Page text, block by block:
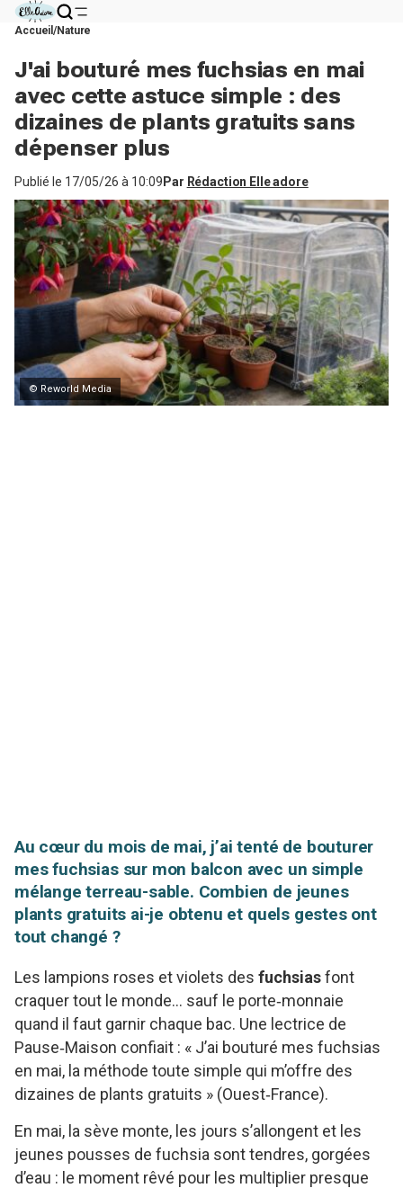
Accueil Nature
J'ai bouturé mes fuchsias en mai
avec cette astuce simple : des
dizaines de plants gratuits sans
dépenser plus
Publié le 17/05/26 à 10:09 Par Rédaction Elle adore
© Reworld Media
Au cœur du mois de mai, j’ai tenté de bouturer
mes fuchsias sur mon balcon avec un simple
mélange terreau-sable. Combien de jeunes
plants gratuits ai-je obtenu et quels gestes ont
tout changé ?
Les lampions roses et violets des fuchsiasfont
craquer tout le monde… sauf le porte‑monnaie
quand il faut garnir chaque bac. Une lectrice de
Pause‑Maison confiait : « J’ai bouturé mes fuchsias
en mai, la méthode toute simple qui m’offre des
dizaines de plants gratuits » (Ouest‑France).
En mai, la sève monte, les jours s’allongent et les
jeunes pousses de fuchsia sont tendres, gorgées
d’eau : le moment rêvé pour les multiplier presque